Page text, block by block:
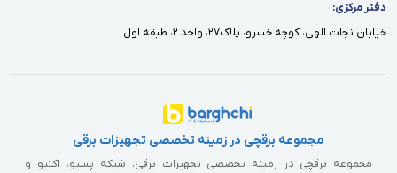
دفتر مركزى:
خيابان نجات الهى، كوچه خسرو، پلاك٢٧، واحد ٢، طبقه اول
مجموعه برقچی در زمینه تخصصی تجهیزات برقی
مجموعه برقچی در زمینه تخصصی تجهیزات برقی، شبکه پسیو، اکتیو و